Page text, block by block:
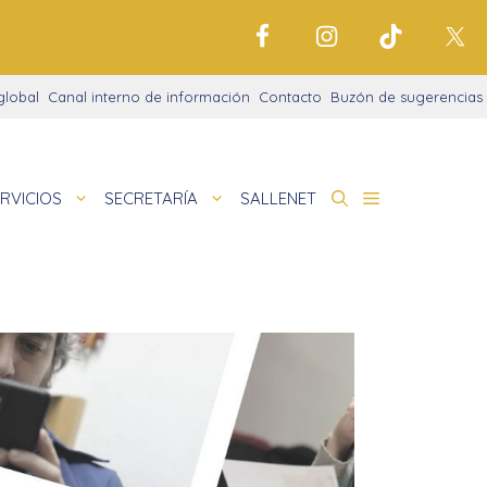
Canal interno de información Contacto Buzón de sugerencias
didácticas
en la noche
justo
SECRETARÍA SALLENET